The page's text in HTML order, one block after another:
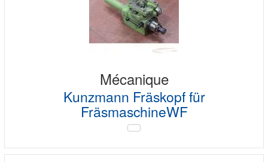
Mécanique
Kunzmann Fräskopf für
FräsmaschineWF